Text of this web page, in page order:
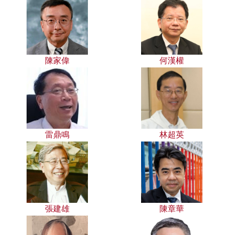
陳家偉 何漢權
雷鼎鳴 林超英
張建雄 陳章華